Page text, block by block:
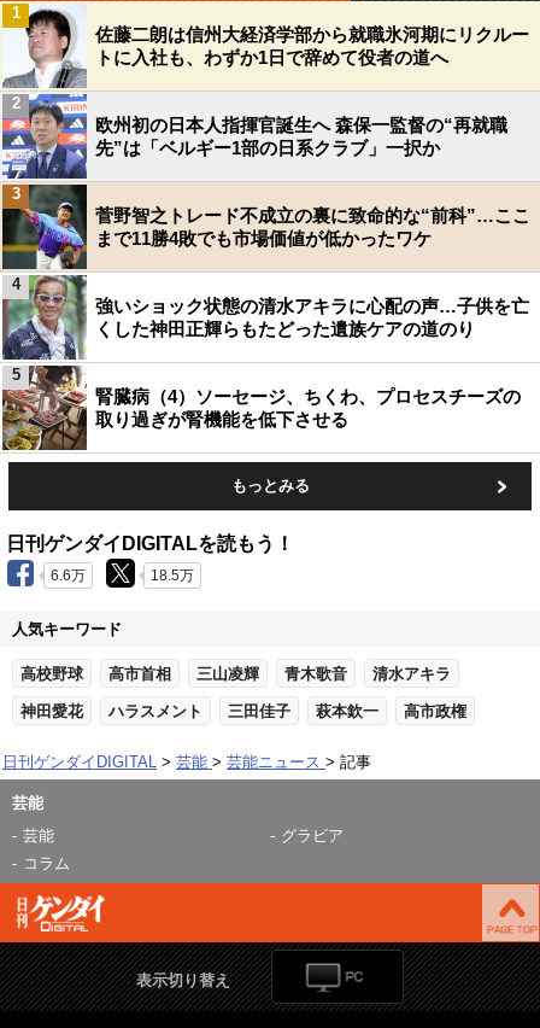
佐藤二朗は信州大経済学部から就職氷河期にリクルー
トに入社も、わずか1日で辞めて役者の道へ
1
欧州初の日本人指揮官誕生へ 森保一監督の“再就職
先”は「ベルギー1部の日系クラブ」一択か
2
菅野智之トレード不成立の裏に致命的な“前科”…ここ
まで11勝4敗でも市場価値が低かったワケ
3
強いショック状態の清水アキラに心配の声…子供を亡
くした神田正輝らもたどった遺族ケアの道のり
4
腎臓病（4）ソーセージ、ちくわ、プロセスチーズの
取り過ぎが腎機能を低下させる
5
もっとみる
日刊ゲンダイDIGITALを読もう！
6.6万 18.5万
人気キーワード
高校野球 高市首相 三山凌輝 青木歌音 清水アキラ
神田愛花 ハラスメント 三田佳子 萩本欽一 高市政権
日刊ゲンダイDIGITAL 芸能 芸能ニュース 記事
芸能
芸能
グラビア
コラム
表示切り替え